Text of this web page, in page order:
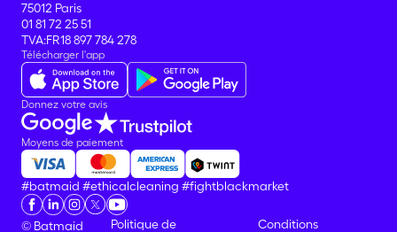
75012 Paris
01 81 72 25 51
TVA:FR18 897 784 278
Télécharger l'app
Donnez votre avis
Moyens de paiement
© Batmaid Politique de Conditions
#batmaid #ethicalcleaning #fightblackmarket